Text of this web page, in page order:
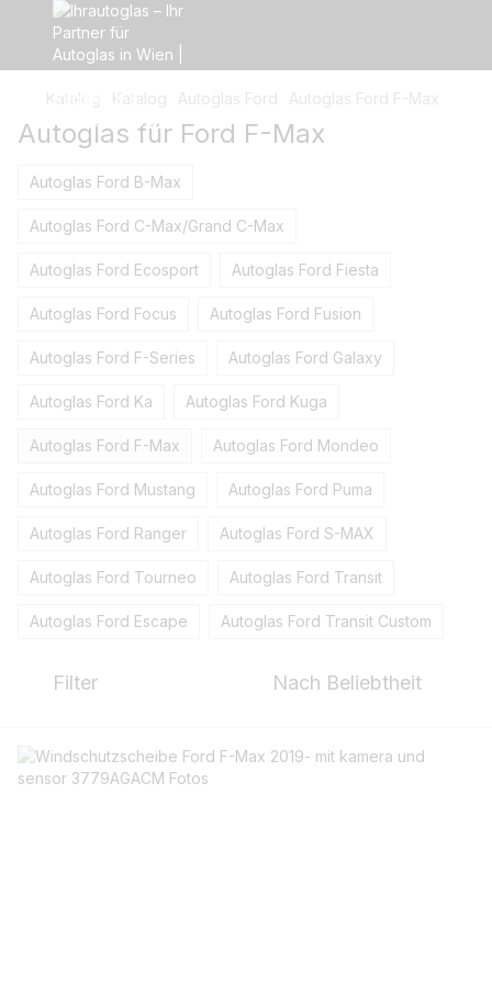
Katalog Katalog Autoglas Ford Autoglas Ford F-Max
Autoglas für Ford F-Max
Autoglas Ford B-Max
Autoglas Ford C-Max/Grand C-Max
Autoglas Ford Ecosport Autoglas Ford Fiesta
Autoglas Ford Focus Autoglas Ford Fusion
Autoglas Ford F-Series Autoglas Ford Galaxy
Autoglas Ford Ka Autoglas Ford Kuga
Autoglas Ford F-Max Autoglas Ford Mondeo
Autoglas Ford Mustang Autoglas Ford Puma
Autoglas Ford Ranger Autoglas Ford S-MAX
Autoglas Ford Tourneo Autoglas Ford Transit
Autoglas Ford Escape Autoglas Ford Transit Custom
Filter Nach Beliebtheit